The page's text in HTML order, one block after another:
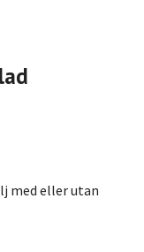
med eller utan